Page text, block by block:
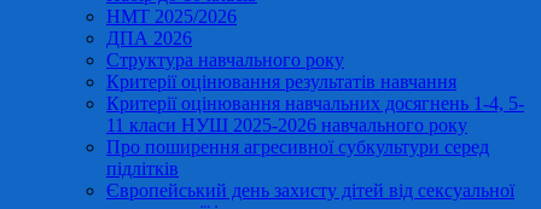
НМТ 2025/2026
ДПА 2026
Структура навчального року
Критерії оцінювання результатів навчання
Критерії оцінювання навчальних досягнень 1-4, 5-
11 класи НУШ 2025-2026 навчального року
Про поширення агресивної субкультури серед
підлітків
Європейський день захисту дітей від сексуальної